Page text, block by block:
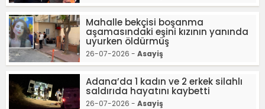
Mahalle bekçisi boşanma
aşamasındaki eşini kızının yanında
uyurken öldürmüş
26-07-2026 - Asayiş
Adana’da 1 kadın ve 2 erkek silahlı
saldırıda hayatını kaybetti
26-07-2026 - Asayiş